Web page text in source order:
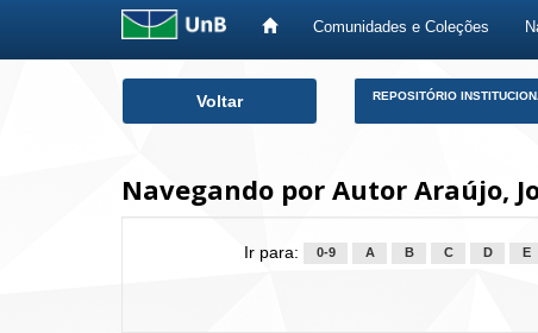
Comunidades e Coleções
Voltar REPOSITÓRIO
Navegando por Autor Araújo,
Ir para: 0-9 A B C D E